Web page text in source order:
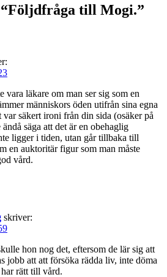
till Mogi.”
vara läkare om man ser sig som en
människors öden utifrån sina egna
var säkert ironi från din sida (osäker på
säga att det är en obehaglig
ligger i tiden, utan går tillbaka till
en auktoritär figur som man måste
vård.
skriver:
hon nog det, eftersom de lär sig att
jobb att att försöka rädda liv, inte döma
rätt till vård.